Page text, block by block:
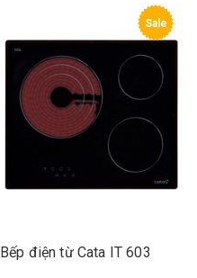
Sale
Bếp điện từ Cata IT 603